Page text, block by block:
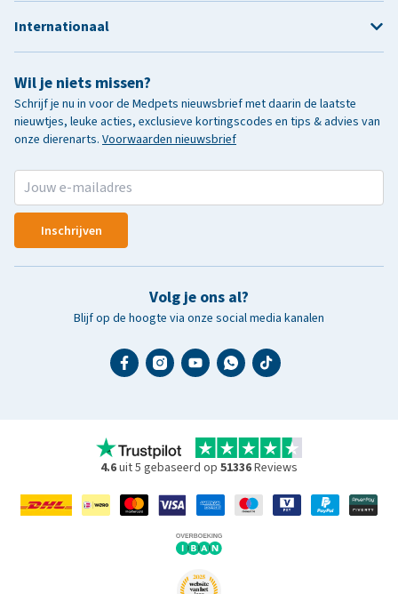
Wil je niets missen?
Schrijf je nu in voor de Medpets nieuwsbrief met daarin de laatste
nieuwtjes, leuke acties, exclusieve kortingscodes en tips & advies van
onze dierenarts. Voorwaarden nieuwsbrief
Inschrijven
Volg je ons al?
Blijf op de hoogte via onze social media kanalen
Internationaal
4.6uit 5 gebaseerd op 51336Reviews